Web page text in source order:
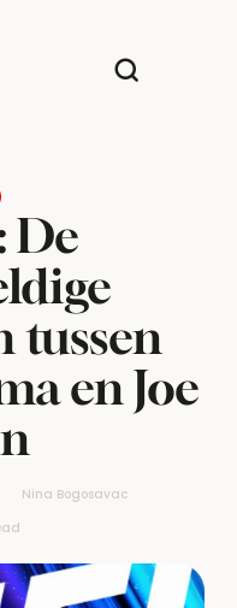
De
tussen
en Joe
Nina Bogosavac